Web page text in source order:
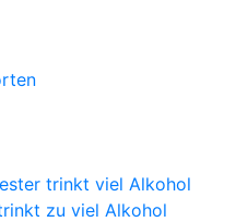
trinkt viel Alkohol
zu viel Alkohol